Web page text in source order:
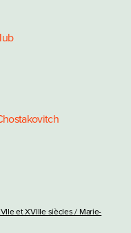
et XVIIIe siècles / Marie-